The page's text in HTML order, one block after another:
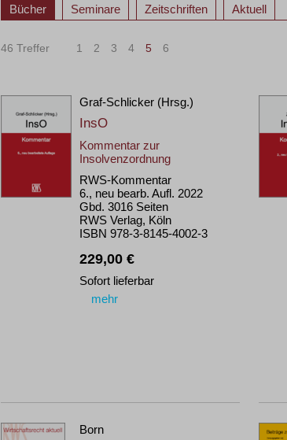
Bücher Seminare Zeitschriften Aktuell
46 Treffer 1 2 3 4 5 6
Graf-Schlicker (Hrsg.)
InsO
Kommentar zur
Insolvenzordnung
RWS-Kommentar
6., neu bearb. Aufl. 2022
Gbd. 3016 Seiten
RWS Verlag, Köln
ISBN 978-3-8145-4002-3
229,00 €
Sofort lieferbar
mehr
Born